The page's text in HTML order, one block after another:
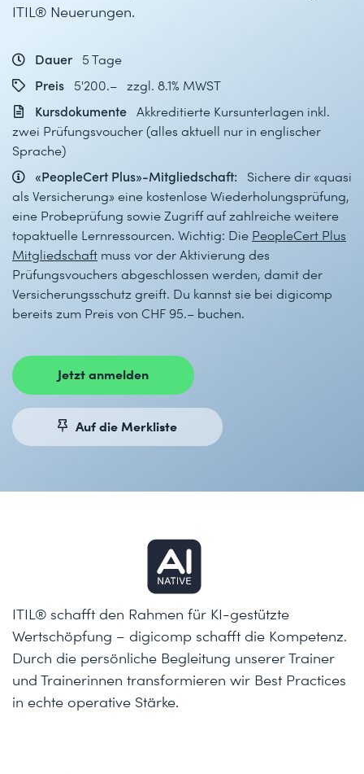
ITIL® Neuerungen.
Dauer
5 Tage
Preis
5'200.– zzgl. 8.1% MWST
Kursdokumente Akkreditierte Kursunterlagen inkl.
zwei Prüfungsvoucher (alles aktuell nur in englischer
Sprache)
«PeopleCert Plus»-Mitgliedschaft:
Sichere dir «quasi
als Versicherung» eine kostenlose Wiederholungsprüfung,
eine Probeprüfung sowie Zugriff auf zahlreiche weitere
topaktuelle Lernressourcen. Wichtig: Die PeopleCert Plus
Mitgliedschaft muss vor der Aktivierung des
Prüfungsvouchers abgeschlossen werden, damit der
Versicherungsschutz greift. Du kannst sie bei digicomp
bereits zum Preis von CHF 95.– buchen.
Jetzt anmelden
Auf die Merkliste
ITIL® schafft den Rahmen für KI-gestützte
Wertschöpfung – digicomp schafft die Kompetenz.
Durch die persönliche Begleitung unserer Trainer
und Trainerinnen transformieren wir Best Practices
in echte operative Stärke.